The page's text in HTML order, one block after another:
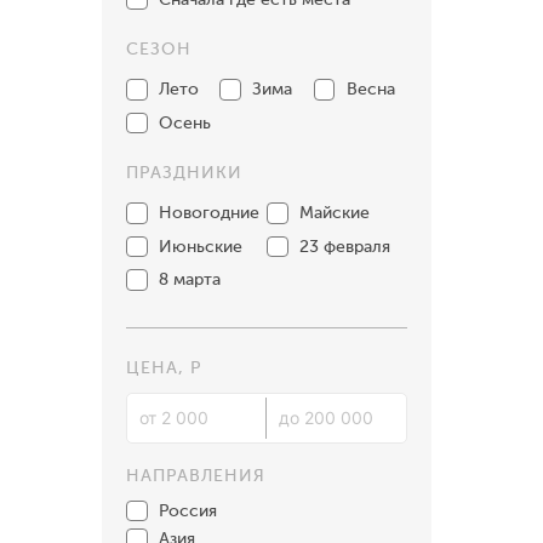
СЕЗОН
Лето Зима
Весна
Осень
ПРАЗДНИКИ
Новогодние
Майские
Июньские
23 февраля
8 марта
ЦЕНА, Р
НАПРАВЛЕНИЯ
Россия
Азия